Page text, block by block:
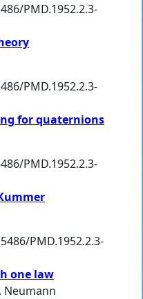
PMD.1952.2.3-
PMD.1952.2.3-
for quaternions
PMD.1952.2.3-
PMD.1952.2.3-
one law
Neumann